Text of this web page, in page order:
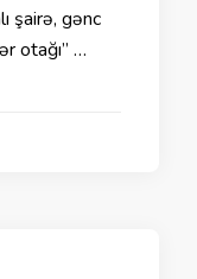
şairə, gənc
otağı” …